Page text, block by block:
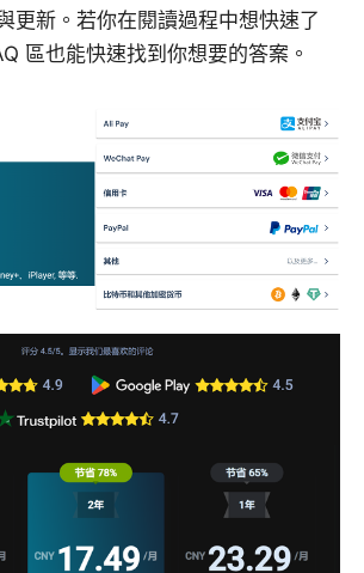
更新。若你在閱讀過程中想快速了
區也能快速找到你想要的答案。